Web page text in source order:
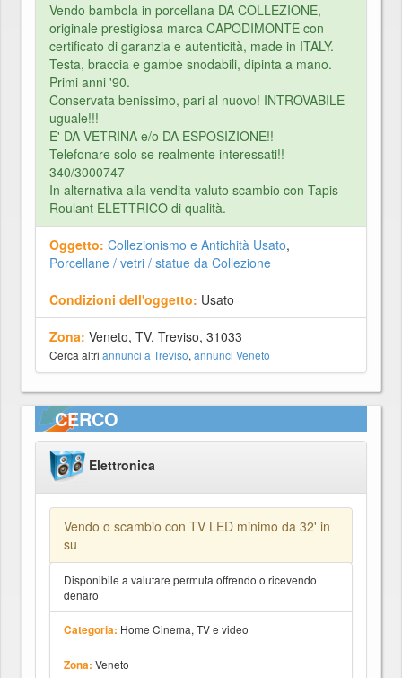
Vendo bambola in porcellana DA COLLEZIONE,
originale prestigiosa marca CAPODIMONTE con
certificato di garanzia e autenticità, made in ITALY.
Testa, braccia e gambe snodabili, dipinta a mano.
Primi anni '90.
Conservata benissimo, pari al nuovo! INTROVABILE
uguale!!!
E' DA VETRINA e/o DA ESPOSIZIONE!!
Telefonare solo se realmente interessati!!
340/3000747
In alternativa alla vendita valuto scambio con Tapis
Roulant ELETTRICO di qualità.
Oggetto: Collezionismo e Antichità Usato,
Porcellane / vetri / statue da Collezione
Condizioni dell'oggetto: Usato
Zona: Veneto, TV, Treviso, 31033
Cerca altri annunci a Treviso, annunci Veneto
CERCO
Elettronica
Vendo o scambio con TV LED minimo da 32' in
su
Disponibile a valutare permuta offrendo o ricevendo
denaro
Categoria: Home Cinema, TV e video
Zona: Veneto